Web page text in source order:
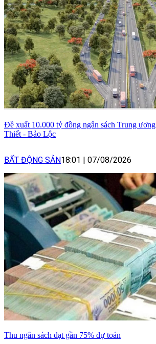
Đề xuất 10.000 tỷ đồng ngân sách Trung
Thiết - Bảo Lộc
BẤT ĐỘNG SẢN18:01 07/08/2026
Thu ngân sách đạt gần 75% dự toán